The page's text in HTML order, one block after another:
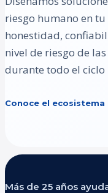
riesgo humano en
honestidad,
nivel de riesgo de
durante todo el
Conoce el ecosistema
Más de 25 años